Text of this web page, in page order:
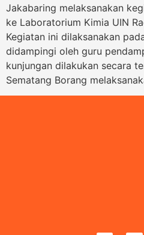
Jakabaring melaksanakan
ke Laboratorium Kimia UIN
Kegiatan ini dilaksanakan
didampingi oleh guru
kunjungan dilakukan secara
Sematang Borang